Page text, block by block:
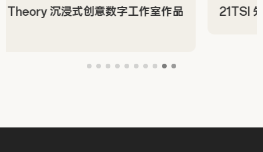
21TSI 先锋体育产业科技风官网设计赏析